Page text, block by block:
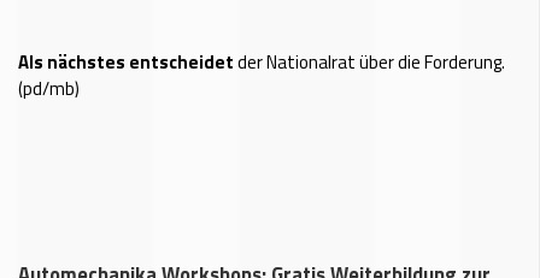
Als nächstes entscheidetder Nationalrat über die Forderung.
(pd/mb)